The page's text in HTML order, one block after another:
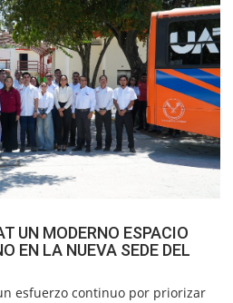
UN MODERNO ESPACIO
EN LA NUEVA SEDE DEL
esfuerzo continuo por priorizar